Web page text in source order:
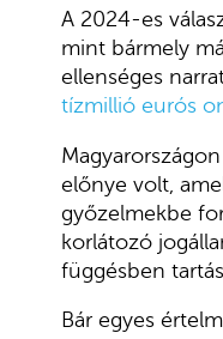
A 2024-es
mint bármely
ellenséges
tízmillió eurós
előnye volt,
győzelmekbe
korlátozó
függésben
Bár egyes